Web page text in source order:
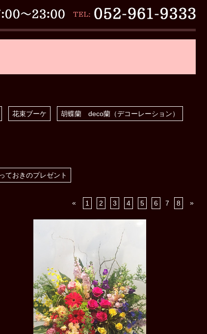
花束ブーケ 胡蝶蘭 deco蘭（デコーレーション）
ておきのプレゼント
« 1 2 3 4 5 6 7 8 »